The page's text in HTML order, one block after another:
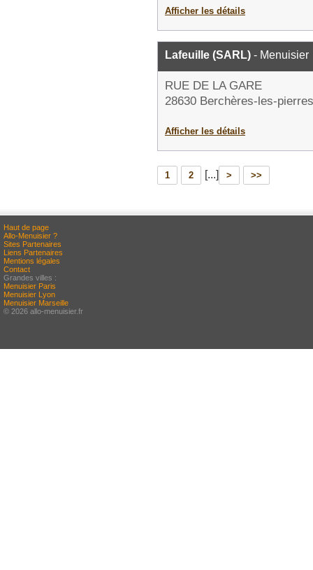
Afficher les détails
Lafeuille (SARL) - Menuisier
RUE DE LA GARE
28630 Berchères-les-pierres
Afficher les détails
1 2 [...] > >>
Haut de page
Allo-Menuisier ?
Sites Partenaires
Liens Partenaires
Mentions légales
Contact
Grandes villes :
Menuisier Paris
Menuisier Lyon
Menuisier Marseille
© 2026 allo-menuisier.fr